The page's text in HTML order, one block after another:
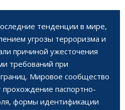
тенденции в мире,
угрозы терроризма и
причиной ужесточения
требований при
Мировое сообщество
прохождение паспортно-
формы идентификации